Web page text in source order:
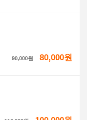
90,000원 80,000원